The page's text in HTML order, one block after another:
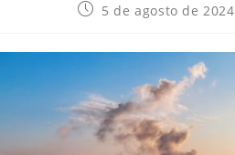
5 de agosto de 2024